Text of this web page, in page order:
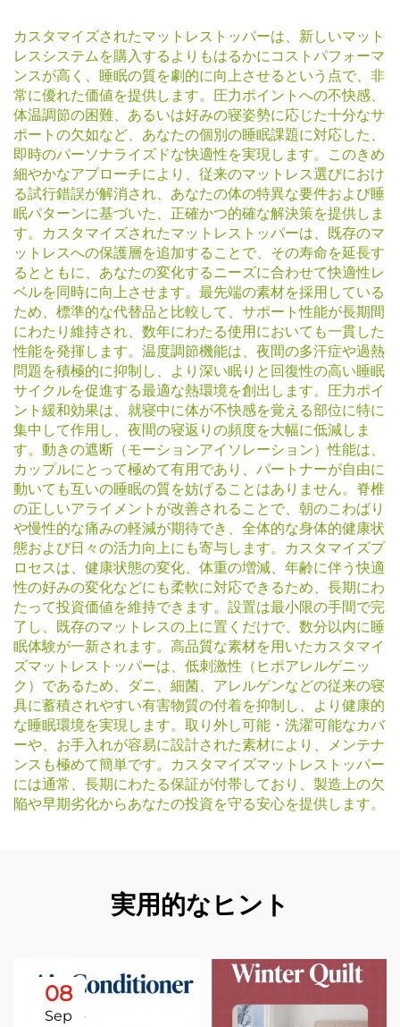
カスタマイズされたマットレストッパーは、新しいマット
レスシステムを購入するよりもはるかにコストパフォーマ
ンスが高く、睡眠の質を劇的に向上させるという点で、非
常に優れた価値を提供します。圧力ポイントへの不快感、
体温調節の困難、あるいは好みの寝姿勢に応じた十分なサ
ポートの欠如など、あなたの個別の睡眠課題に対応した、
即時のパーソナライズドな快適性を実現します。このきめ
細やかなアプローチにより、従来のマットレス選びにおけ
る試行錯誤が解消され、あなたの体の特異な要件および睡
眠パターンに基づいた、正確かつ的確な解決策を提供しま
す。カスタマイズされたマットレストッパーは、既存のマ
ットレスへの保護層を追加することで、その寿命を延長す
るとともに、あなたの変化するニーズに合わせて快適性レ
ベルを同時に向上させます。最先端の素材を採用している
ため、標準的な代替品と比較して、サポート性能が長期間
にわたり維持され、数年にわたる使用においても一貫した
性能を発揮します。温度調節機能は、夜間の多汗症や過熱
問題を積極的に抑制し、より深い眠りと回復性の高い睡眠
サイクルを促進する最適な熱環境を創出します。圧力ポイ
ント緩和効果は、就寝中に体が不快感を覚える部位に特に
集中して作用し、夜間の寝返りの頻度を大幅に低減しま
す。動きの遮断（モーションアイソレーション）性能は、
カップルにとって極めて有用であり、パートナーが自由に
動いても互いの睡眠の質を妨げることはありません。脊椎
の正しいアライメントが改善されることで、朝のこわばり
や慢性的な痛みの軽減が期待でき、全体的な身体的健康状
態および日々の活力向上にも寄与します。カスタマイズプ
ロセスは、健康状態の変化、体重の増減、年齢に伴う快適
性の好みの変化などにも柔軟に対応できるため、長期にわ
たって投資価値を維持できます。設置は最小限の手間で完
了し、既存のマットレスの上に置くだけで、数分以内に睡
眠体験が一新されます。高品質な素材を用いたカスタマイ
ズマットレストッパーは、低刺激性（ヒポアレルゲニッ
ク）であるため、ダニ、細菌、アレルゲンなどの従来の寝
具に蓄積されやすい有害物質の付着を抑制し、より健康的
な睡眠環境を実現します。取り外し可能・洗濯可能なカバ
ーや、お手入れが容易に設計された素材により、メンテナ
ンスも極めて簡単です。カスタマイズマットレストッパー
には通常、長期にわたる保証が付帯しており、製造上の欠
陥や早期劣化からあなたの投資を守る安心を提供します。
実用的なヒント
08
Sep